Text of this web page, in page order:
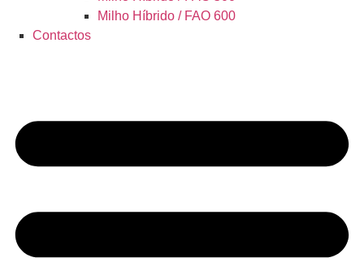
Milho Híbrido / FAO 600
Contactos